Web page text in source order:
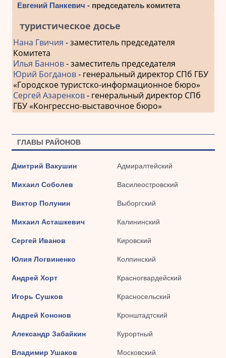
Евгений Панкевич - председатель комитета
туристическое досье
Нана Гвичия - заместитель председателя
Комитета
Илья Баннов- заместитель председателя
Юрий Богданов- генеральный директор СПб ГБУ
«Городское туристско-информационное бюро»
Сергей Азаренков- генеральный директор СПб
ГБУ «Конгрессно-выставочное бюро»
ГЛАВЫ РАЙОНОВ
Дмитрий Вакушин Адмиралтейский
Михаил Соболев Василеостровский
Виктор Полунин Выборгский
Михаил Асташкевич Калининский
Сергей Иванов Кировский
Юлия Логвиненко Колпинский
Андрей Хорт Красногвардейский
Игорь Сушков Красносельский
Андрей Кононов Кронштадтский
Александр Забайкин Курортный
Владимир Ушаков Московский